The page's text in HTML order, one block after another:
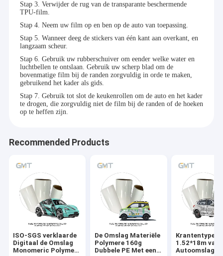
Stap 3. Verwijder de rug van de transparante beschermende
TPU-film.
Stap 4. Neem uw film op en ben op de auto van toepassing.
Stap 5. Wanneer deeg de stickers van één kant aan overkant, en
langzaam scheur.
Stap 6. Gebruik uw rubberschuiver om eender welke water en
luchtbellen te ontslaan. Gebruik uw scherp blad om de
bovenmatige film bij de randen zorgvuldig in orde te maken,
gebruikend het kader als gids.
Stap 7. Gebruik tot slot de keukenrollen om de auto en het kader
te drogen, die zorgvuldig niet de film bij de randen of de hoeken
op te heffen zijn.
Recommended Products
ISO-SGS verklaarde
Digitaal de Omslag
Monomeric Polymeer
De Omslag Materiële
Polymere 160g
Dubbele PE Met een
Krantentype
1.52*18m van
Autoomslag